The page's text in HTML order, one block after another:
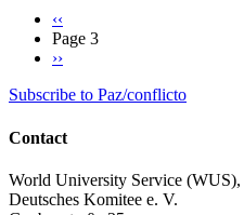
Pagination
Previous
page
‹‹
Page 3
Next
››
Subscribe to Paz/conflicto
Contact
World University Service (WUS),
Deutsches Komitee e. V.